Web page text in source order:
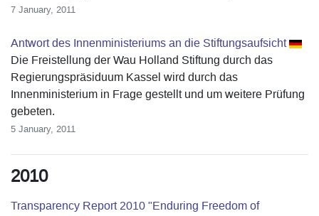
7 January, 2011
Antwort des Innenministeriums an die Stiftungsaufsicht
Die Freistellung der Wau Holland Stiftung durch das
Regierungspräsiduum Kassel wird durch das
Innenministerium in Frage gestellt und um weitere Prüfung
gebeten.
5 January, 2011
2010
Transparency Report 2010 "Enduring Freedom of